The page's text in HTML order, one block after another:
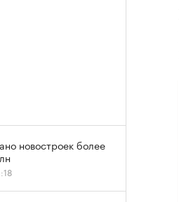
новостроек более